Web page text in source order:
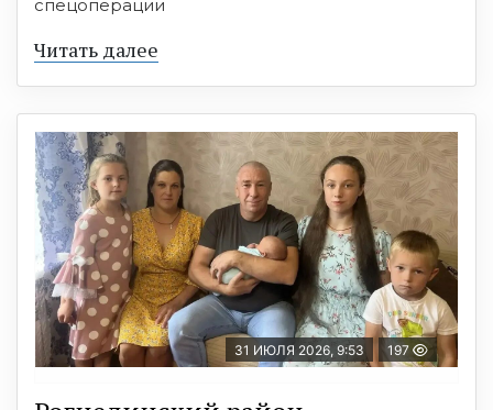
спецоперации
Читать далее
31 ИЮЛЯ 2026, 9:53 197